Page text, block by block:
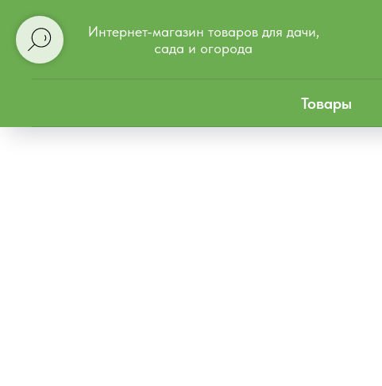
Интернет-магазин товаров для дачи,
сада и огорода
Товары